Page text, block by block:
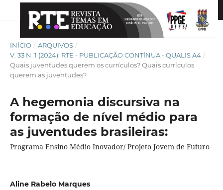
INÍCIO / ARQUIVOS /
V. 33 N. 1 (2024): RTE - PUBLICAÇÃO CONTÍNUA - QUALIS A4 /
Quais juventudes querem os currículos? Quais currículos
querem as juventudes?
A hegemonia discursiva na
formação de nível médio para
as juventudes brasileiras:
Programa Ensino Médio Inovador/ Projeto Jovem de Futuro
Aline Rabelo Marques